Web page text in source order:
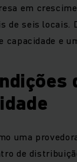
em
de seis locais.
e
uma
de